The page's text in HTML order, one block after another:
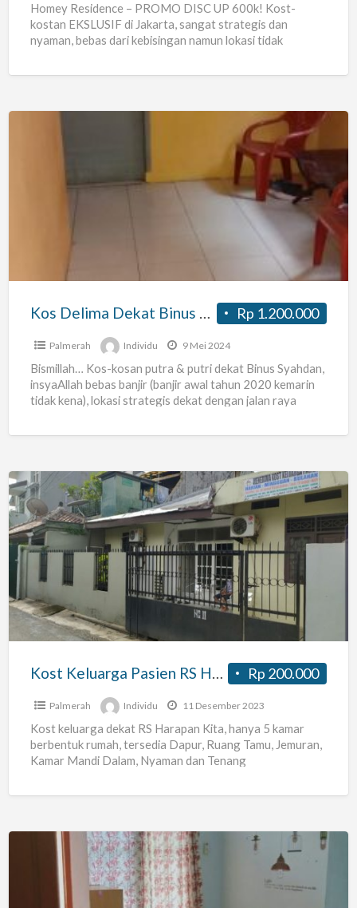
Homey Residence – PROMO DISC UP 600k! Kost-
kostan EKSLUSIF di Jakarta, sangat strategis dan
nyaman, bebas dari kebisingan namun lokasi tidak
Rp 1.200.000
Kos Delima Dekat Binus Syahdan
Palmerah Individu 9 Mei 2024
Bismillah… Kos-kosan putra & putri dekat Binus Syahdan,
insyaAllah bebas banjir (banjir awal tahun 2020 kemarin
tidak kena), lokasi strategis dekat dengan jalan raya
Kost
Keluarga
Pasien
RS
Harapan
Kita
Rp 200.000
Kost Keluarga Pasien RS Harapan Kita
Palmerah Individu 11 Desember 2023
Kost keluarga dekat RS Harapan Kita, hanya 5 kamar
berbentuk rumah, tersedia Dapur, Ruang Tamu, Jemuran,
Kamar Mandi Dalam, Nyaman dan Tenang